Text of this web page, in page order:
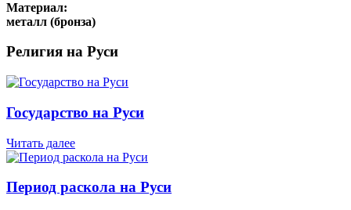
Материал:
металл (бронза)
Религия на Руси
Государство на Руси
Читать далее
Период раскола на Руси